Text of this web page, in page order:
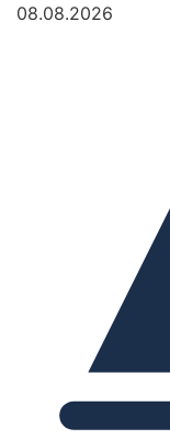
08.08.2026